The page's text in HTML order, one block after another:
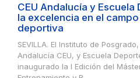
CEU Andalucía y
la excelencia en el
deportiva
SEVILLA. El Instituto de
Andalucía CEU, y Escuela
inaugurado la I Edición del